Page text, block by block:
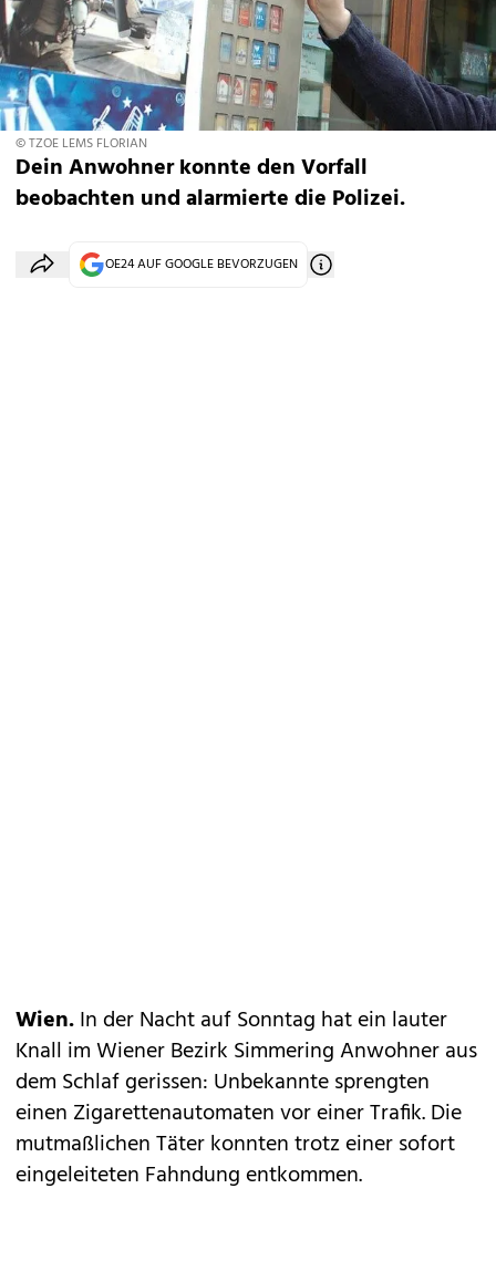
© TZOE LEMS FLORIAN
Dein Anwohner konnte den Vorfall
beobachten und alarmierte die Polizei.
OE24 AUF GOOGLE BEVORZUGEN
Wien.In der Nacht auf Sonntag hat ein lauter
Knall im Wiener Bezirk Simmering Anwohner aus
dem Schlaf gerissen: Unbekannte sprengten
einen Zigarettenautomaten vor einer Trafik. Die
mutmaßlichen Täter konnten trotz einer sofort
eingeleiteten Fahndung entkommen.